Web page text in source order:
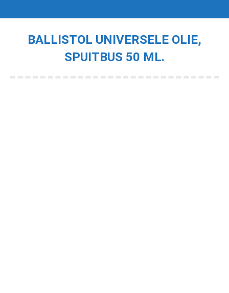
BALLISTOL UNIVERSELE OLIE,
SPUITBUS 50 ML.